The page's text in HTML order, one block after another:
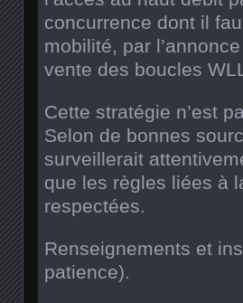
concurrence dont il
mobilité, par
vente des boucles
Cette stratégie n’est
Selon de bonnes
surveillerait
que les règles liées à
respectées.
Renseignements et
patience).